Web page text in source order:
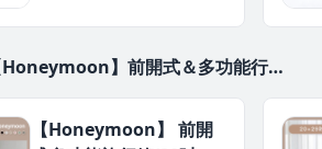
】前開式＆多功能行李
【Honeymoon】 前開